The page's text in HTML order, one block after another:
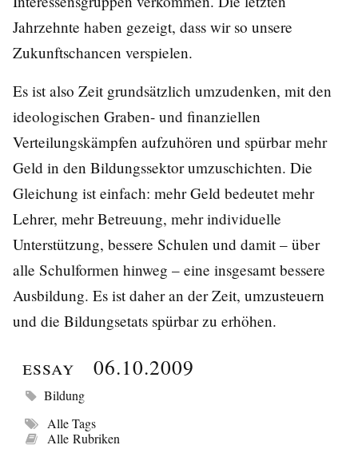
Jahrzehnte haben gezeigt, dass wir so unsere
Zukunftschancen verspielen.
Es ist also Zeit grundsätzlich umzudenken, mit den
ideologischen Graben- und finanziellen
Verteilungskämpfen aufzuhören und spürbar mehr
Geld in den Bildungssektor umzuschichten. Die
Gleichung ist einfach: mehr Geld bedeutet mehr
Lehrer, mehr Betreuung, mehr individuelle
Unterstützung, bessere Schulen und damit – über
alle Schulformen hinweg – eine insgesamt bessere
Ausbildung. Es ist daher an der Zeit, umzusteuern
und die Bildungsetats spürbar zu erhöhen.
Essay 06.10.2009
Bildung
Alle Tags
Alle Rubriken